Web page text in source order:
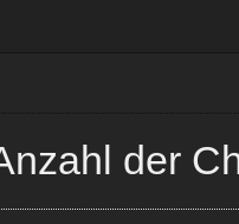
der